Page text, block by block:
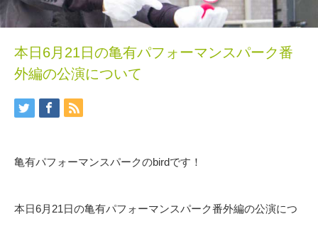
本日6月21日の亀有パフォーマンスパーク番
外編の公演について
亀有パフォーマンスパークのbirdです！
本日6月21日の亀有パフォーマンスパーク番外編の公演につ